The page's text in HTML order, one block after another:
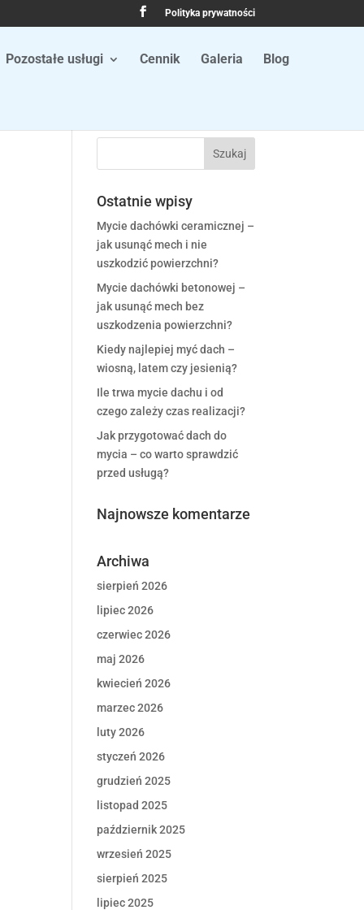
Polityka prywatności
Pozostałe usługi Cennik Galeria Blog
Ostatnie wpisy
Mycie dachówki ceramicznej –
jak usunąć mech i nie
uszkodzić powierzchni?
Mycie dachówki betonowej –
jak usunąć mech bez
uszkodzenia powierzchni?
Kiedy najlepiej myć dach –
wiosną, latem czy jesienią?
Ile trwa mycie dachu i od
czego zależy czas realizacji?
Jak przygotować dach do
mycia – co warto sprawdzić
przed usługą?
Najnowsze komentarze
Archiwa
sierpień 2026
lipiec 2026
czerwiec 2026
maj 2026
kwiecień 2026
marzec 2026
luty 2026
styczeń 2026
grudzień 2025
listopad 2025
październik 2025
wrzesień 2025
sierpień 2025
lipiec 2025